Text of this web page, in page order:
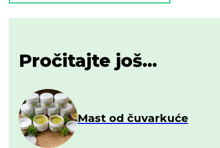
Pročitajte još...
Mast od čuvarkuće